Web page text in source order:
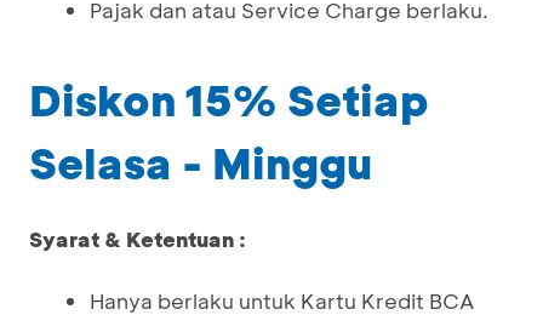
Pajak dan atau Service Charge berlaku.
Diskon 15% Setiap
Selasa - Minggu
Syarat & Ketentuan :
Hanya berlaku untuk Kartu Kredit BCA